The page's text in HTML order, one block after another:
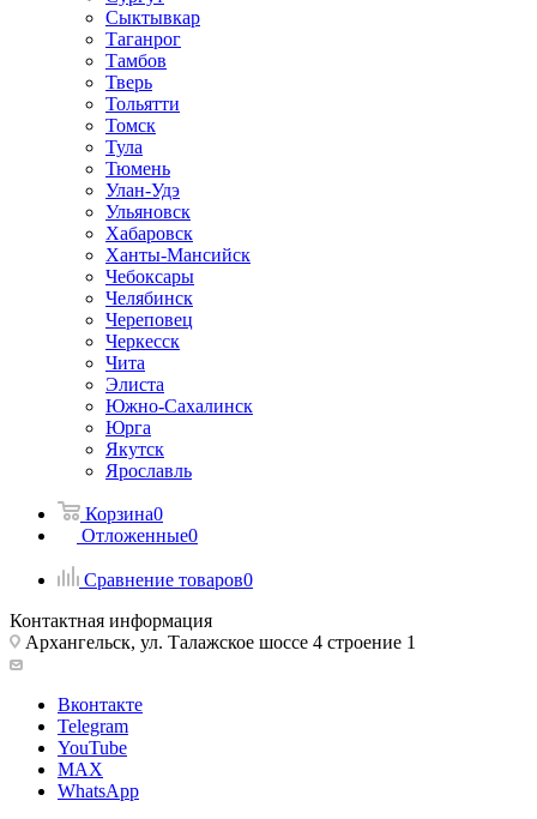
Сыктывкар
Таганрог
Тамбов
Тверь
Тольятти
Томск
Тула
Тюмень
Улан-Удэ
Ульяновск
Хабаровск
Ханты-Мансийск
Чебоксары
Челябинск
Череповец
Черкесск
Чита
Элиста
Южно-Сахалинск
Юрга
Якутск
Ярославль
Корзина0
Отложенные0
Сравнение товаров0
Контактная информация
Архангельск, ул. Талажское шоссе 4 строение 1
Вконтакте
Telegram
YouTube
MAX
WhatsApp